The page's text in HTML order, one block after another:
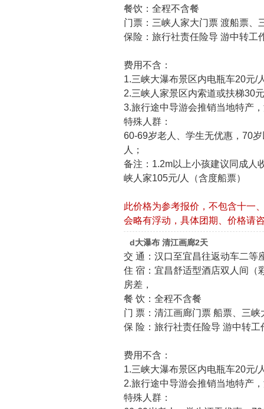
餐饮：全程不含餐
门票：三峡人家大门票 渡船票、
保险：旅行社责任险导 游中转工
费用不含：
1.三峡大瀑布景区内电瓶车20元/
2.三峡人家景区内索道或扶梯30
3.旅行途中导游会推销当地特产
特殊人群：
60-69岁老人、学生无优惠，70
人；
备注：1.2m以上小孩建议同成人
峡人家105元/人（含度船票）
此价格为参考报价，不包含十一
会略有浮动，具体团期、价格请
d大瀑布 清江画廊2天
交 通：汉口至宜昌往返动车二等
住 宿：宜昌舒适型酒店双人间（
房差，
餐 饮：全程不含餐
门 票：清江画廊门票 船票、三
保 险：旅行社责任险导 游中转
费用不含：
1.三峡大瀑布景区内电瓶车20元/
2.旅行途中导游会推销当地特产
特殊人群：